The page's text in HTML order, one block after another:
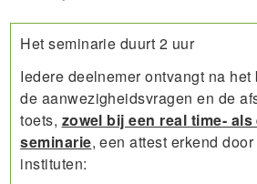
Het seminarie duurt 2 uur
Iedere deelnemer ontvangt na
de aanwezigheidsvragen en de
toets, zowel bij een real time-
seminarie, een attest erkend
instituten: